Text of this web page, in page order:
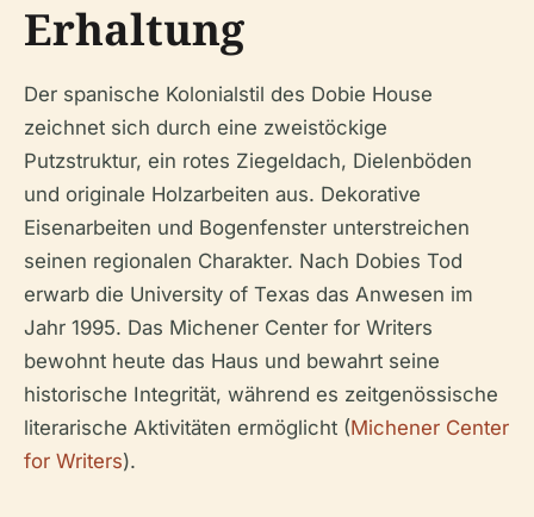
Erhaltung
Der spanische Kolonialstil des Dobie House
zeichnet sich durch eine zweistöckige
Putzstruktur, ein rotes Ziegeldach, Dielenböden
und originale Holzarbeiten aus. Dekorative
Eisenarbeiten und Bogenfenster unterstreichen
seinen regionalen Charakter. Nach Dobies Tod
erwarb die University of Texas das Anwesen im
Jahr 1995. Das Michener Center for Writers
bewohnt heute das Haus und bewahrt seine
historische Integrität, während es zeitgenössische
literarische Aktivitäten ermöglicht (Michener Center
for Writers).